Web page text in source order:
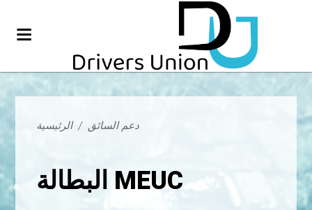
الرئيسية / دعم السائق
البطالة MEUC